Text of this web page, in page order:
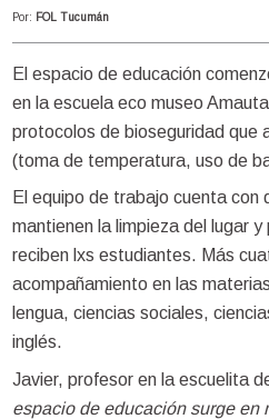
Por: FOL Tucumán
El espacio de educación
en la escuela eco museo
protocolos de bioseguridad que
(toma de temperatura, uso de
El equipo de trabajo cuenta con
mantienen la limpieza del lugar
reciben lxs estudiantes. Más
acompañamiento en las
lengua, ciencias sociales,
inglés.
Javier, profesor en la escuelita
espacio de educación surge en